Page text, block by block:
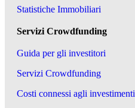
Statistiche Immobiliari
Servizi Crowdfunding
Guida per gli investitori
Servizi Crowdfunding
Costi connessi agli investimenti